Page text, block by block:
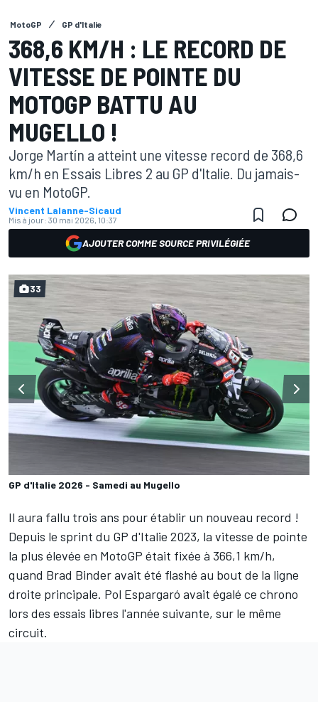
MotoGP GP d'Italie
368,6 KM/H : LE RECORD DE
VITESSE DE POINTE DU
MOTOGP BATTU AU
MUGELLO !
Jorge Martín a atteint une vitesse record de 368,6
km/h en Essais Libres 2 au GP d'Italie. Du jamais-
vu en MotoGP.
Vincent Lalanne-Sicaud
Mis à jour: 30 mai 2026, 10:37
AJOUTER COMME SOURCE PRIVILÉGIÉE
GP d'Italie 2026 - Samedi au Mugello
33
Il aura fallu trois ans pour établir un nouveau record !
Depuis le sprint du GP d'Italie 2023, la vitesse de pointe
la plus élevée en MotoGP était fixée à 366,1 km/h,
quand Brad Binderavait été flashé au bout de la ligne
droite principale. Pol Espargaró avait égalé ce chrono
lors des essais libres l'année suivante, sur le même
circuit.